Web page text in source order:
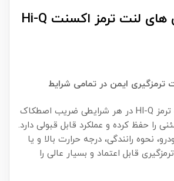
برخی از ویژگی های لنت ترمز اکسنت Hi-Q
ترمزگیری ایمن در تمامی شرایط
لنت ترمز HI-Q در هر شرایطی ضریب اصطکاک
را حفظ کرده و عملکرد قابل قبولی دارد.
نحوه رانندگی، درجه حرارت بالا و یا
قابل اعتماد و بسیار عالی را